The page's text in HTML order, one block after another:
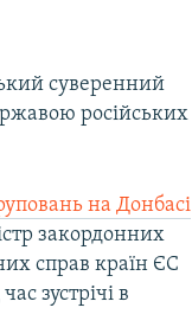
суверенний
російських
на Донбасі
закордонних
справ країн ЄС
зустрічі в